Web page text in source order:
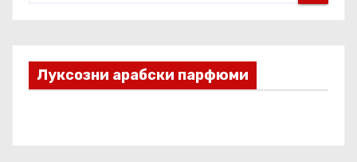
я
Луксозни арабски парфюми